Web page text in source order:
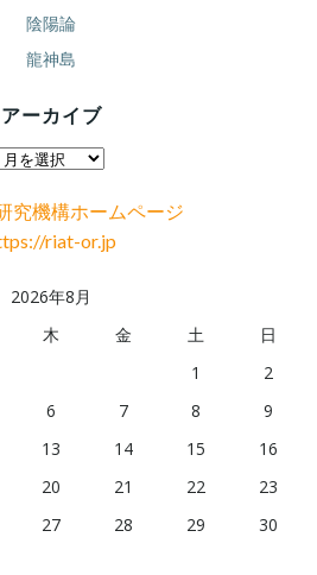
陰陽論
龍神島
アーカイブ
究機構ホームページ
riat-or.jp
2026年8月
木 金 土
日
1
2
6 7 8
9
13 14 15
16
20 21 22
23
27 28 29
30